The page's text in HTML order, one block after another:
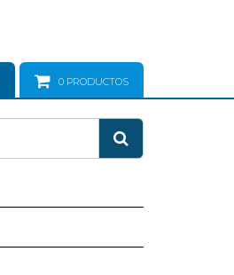
0 PRODUCTOS